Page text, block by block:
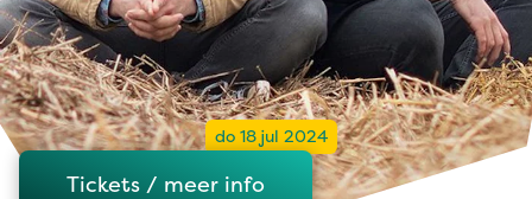
do 18 jul 2024
Tickets / meer info